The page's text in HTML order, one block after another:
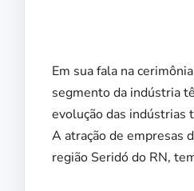
Em sua fala na
segmento da indústria
evolução das indústrias
A atração de empresas
região Seridó do RN,